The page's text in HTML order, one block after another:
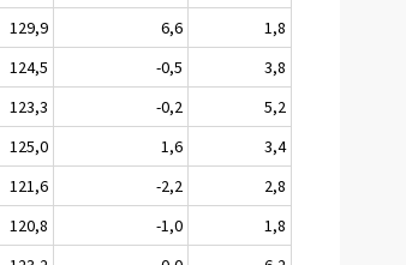
129,9 6,6
1,8
124,5 -0,5
3,8
123,3 -0,2
5,2
125,0 1,6
3,4
121,6 -2,2
2,8
120,8 -1,0
1,8